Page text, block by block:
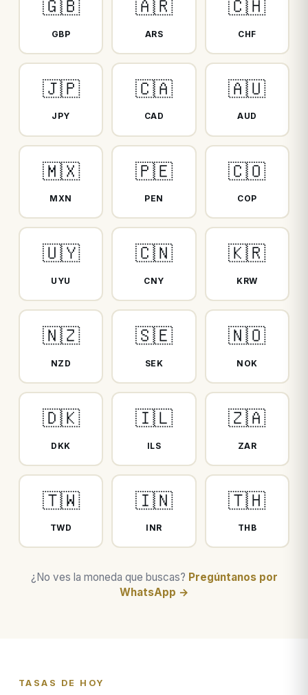
🇬🇧
GBP
🇦🇷
ARS
🇨🇭
CHF
🇯🇵
JPY
🇨🇦
CAD
🇦🇺
AUD
🇲🇽
MXN
🇵🇪
PEN
🇨🇴
COP
🇺🇾
UYU
🇨🇳
CNY
🇰🇷
KRW
🇳🇿
NZD
🇸🇪
SEK
🇳🇴
NOK
🇩🇰
DKK
🇮🇱
ILS
🇿🇦
ZAR
🇹🇼
TWD
🇮🇳
INR
🇹🇭
THB
¿No ves la moneda que buscas? Pregúntanos por
WhatsApp →
TASAS DE HOY